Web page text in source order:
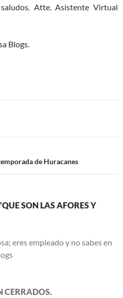
Atte. Asistente Virtual
Blogs.
de Huracanes
SON LAS AFORES Y
eres empleado y no sabes en
CERRADOS.